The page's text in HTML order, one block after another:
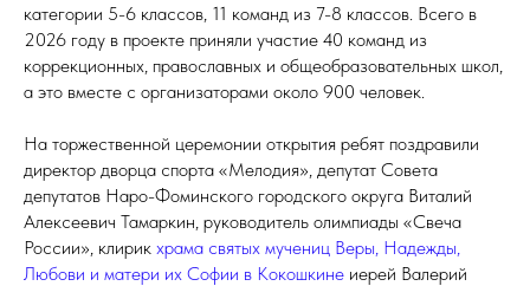
категории 5-6 классов, 11 команд из 7-8 классов. Всего в
2026 году в проекте приняли участие 40 команд из
коррекционных, православных и общеобразовательных школ,
а это вместе с организаторами около 900 человек.
На торжественной церемонии открытия ребят поздравили
директор дворца спорта «Мелодия», депутат Совета
депутатов Наро-Фоминского городского округа Виталий
Алексеевич Тамаркин, руководитель олимпиады «Свеча
России», клирик храма святых мучениц Веры, Надежды,
Любови и матери их Софии в Кокошкине иерей Валерий